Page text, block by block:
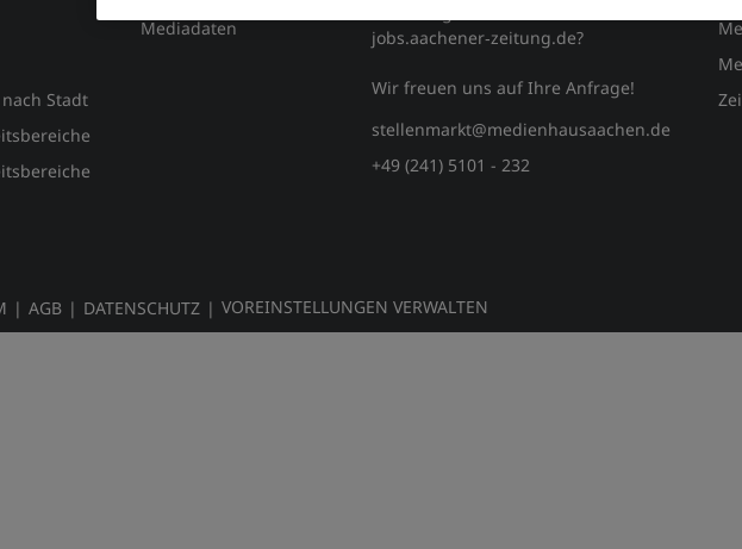
Stadt
Mediadaten
jobs.aachener‑zeitung.de?
Wir freuen uns auf Ihre Anfrage!
stellenmarkt@medienhausaachen.de
+49 (241) 5101 - 232
| AGB | DATENSCHUTZ | VOREINSTELLUNGEN VERWALTEN